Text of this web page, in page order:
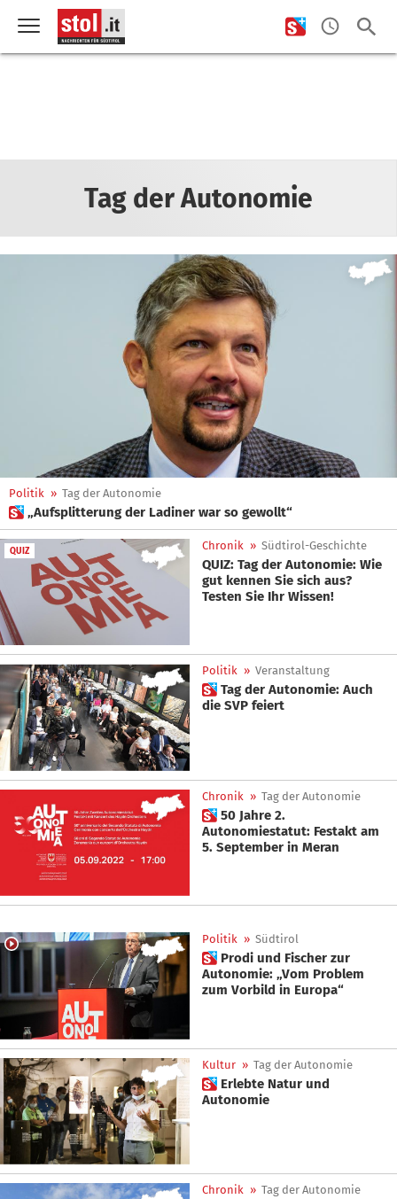
Tag der Autonomie
Politik » Tag der Autonomie
 „Aufsplitterung der Ladiner war so gewollt“
QUIZ Chronik » Südtirol-Geschichte
QUIZ: Tag der Autonomie: Wie
gut kennen Sie sich aus?
Testen Sie Ihr Wissen!
Politik » Veranstaltung
 Tag der Autonomie: Auch
die SVP feiert
Chronik » Tag der Autonomie
 50 Jahre 2.
Autonomiestatut: Festakt am
5. September in Meran
Politik » Südtirol
 Prodi und Fischer zur
Autonomie: „Vom Problem
zum Vorbild in Europa“
Kultur » Tag der Autonomie
 Erlebte Natur und
Autonomie
Chronik » Tag der Autonomie